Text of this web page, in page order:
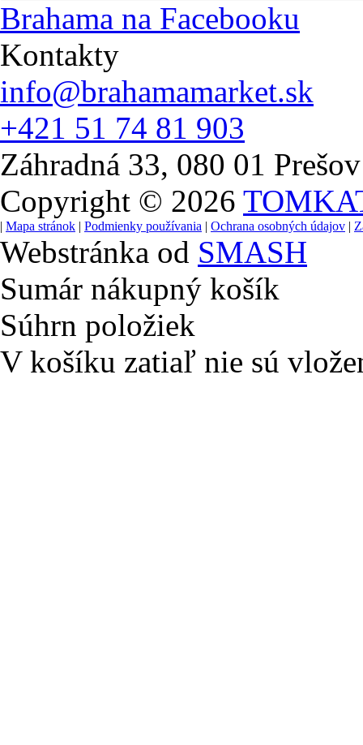
Brahama na Facebooku
Kontakty
info@brahamamarket.sk
+421 51 74 81 903
Záhradná 33, 080 01 Prešov
Copyright © 2026
| Mapa stránok | Podmienky používania | Ochrana osobných údajov |
Webstránka od SMASH
Sumár nákupný košík
Súhrn položiek
V košíku zatiaľ nie sú